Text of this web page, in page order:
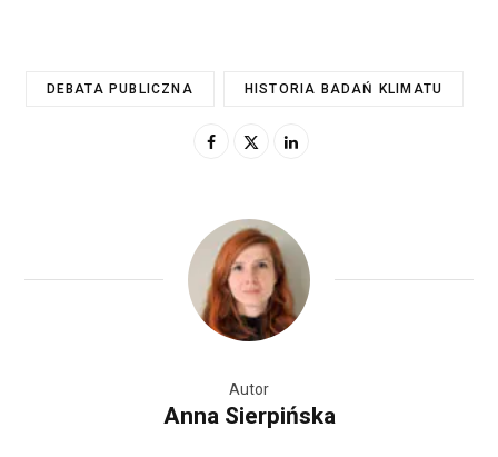
DEBATA PUBLICZNA HISTORIA BADAŃ KLIMATU
Autor
Anna Sierpińska